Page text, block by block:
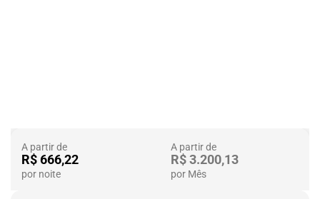
A partir de
R$ 666,22
por noite
A partir de
R$ 3.200,13
por Mês